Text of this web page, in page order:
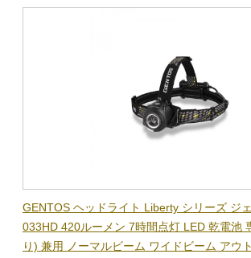
GENTOS ヘッドライト Liberty シリーズ ジ
033HD 420ルーメン 7時間点灯 LED 乾電池
り) 兼用 ノーマルビーム ワイドビーム アウ